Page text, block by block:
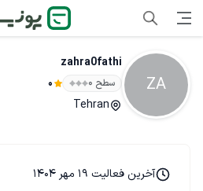
ZA
zahra0fathi
سطح ۰ 0
Tehran
آخرین فعالیت 19 مهر 1404